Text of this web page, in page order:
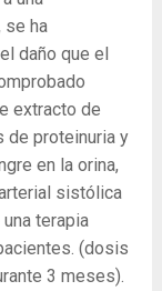
se ha
daño que el
extracto de
de proteinuria y
en la orina,
sistólica
terapia
(dosis
3 meses).